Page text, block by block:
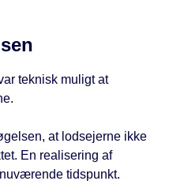
teknisk muligt at
at lodsejerne ikke
En realisering af
tidspunkt.